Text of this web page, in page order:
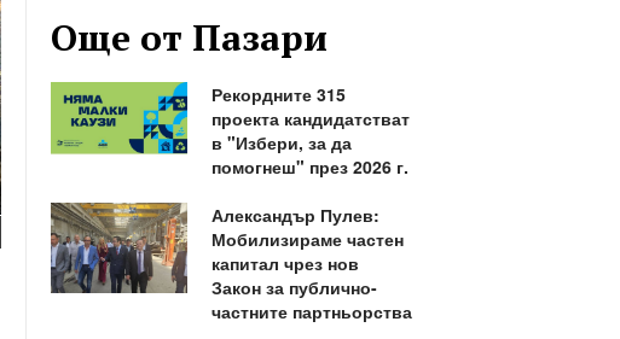
Още от Пазари
Рекордните 315
проекта кандидатстват
в "Избери, за да
помогнеш" през 2026 г.
Александър Пулев:
Мобилизираме частен
капитал чрез нов
Закон за публично-
частните партньорства